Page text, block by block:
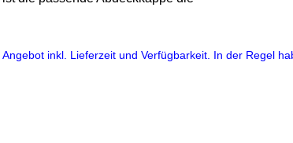
inkl. Lieferzeit und Verfügbarkeit. In der Regel